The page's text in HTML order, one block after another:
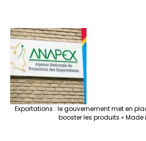
Exportations : le gouvernement met en
booster les produits « Made